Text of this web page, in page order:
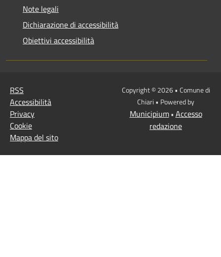
Note legali
Dichiarazione di accessibilità
Obiettivi accessibilità
RSS
Accessibilità
Privacy
Cookie
Mappa del sito
Copyright © 2026 • Comune di
Chiari • Powered by
Municipium• Accesso
redazione